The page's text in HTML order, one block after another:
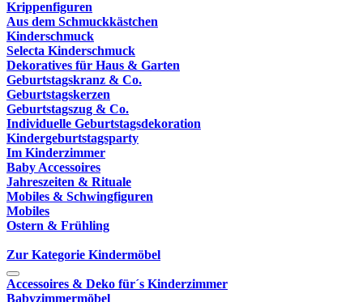
Krippenfiguren
Aus dem Schmuckkästchen
Kinderschmuck
Selecta Kinderschmuck
Dekoratives für Haus & Garten
Geburtstagskranz & Co.
Geburtstagskerzen
Geburtstagszug & Co.
Individuelle Geburtstagsdekoration
Kindergeburtstagsparty
Im Kinderzimmer
Baby Accessoires
Jahreszeiten & Rituale
Mobiles & Schwingfiguren
Mobiles
Ostern & Frühling
Zur Kategorie Kindermöbel
Accessoires & Deko für´s Kinderzimmer
Babyzimmermöbel